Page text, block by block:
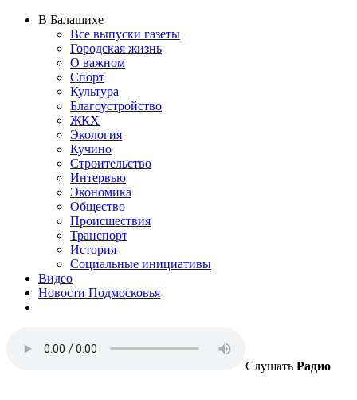
В Балашихе
Все выпуски газеты
Городская жизнь
О важном
Спорт
Культура
Благоустройство
ЖКХ
Экология
Кучино
Строительство
Интервью
Экономика
Общество
Происшествия
Транспорт
История
Социальные инициативы
Видео
Новости Подмосковья
Слушать Радио